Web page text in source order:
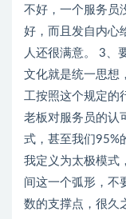
不好，一个服务员
好，而且发自内心
人还很满意。 3、
文化就是统一思想
工按照这个规定的
老板对服务员的认
式，甚至我们95%
我定义为太极模式
间这一个弧形，不
数的支撑点，很久